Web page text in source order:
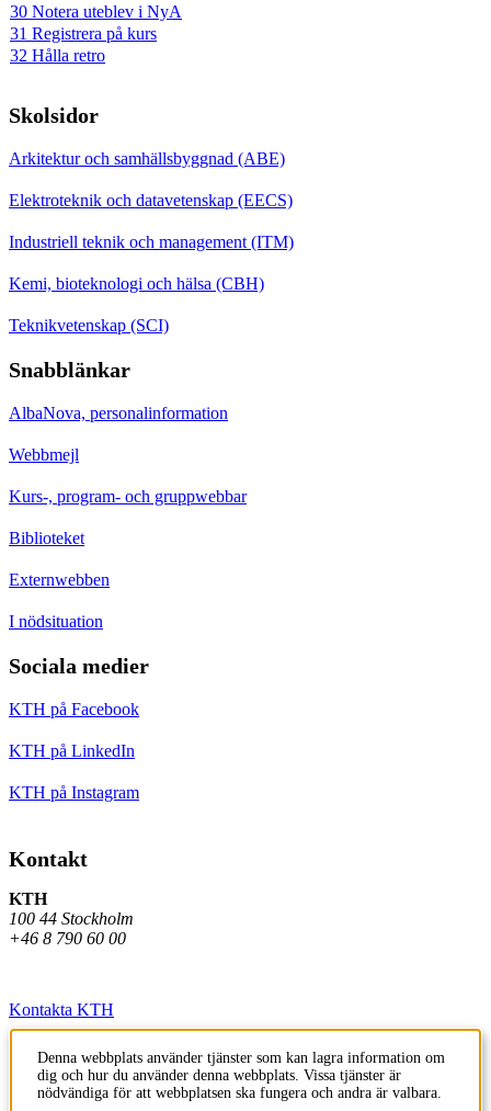
30 Notera uteblev i NyA
31 Registrera på kurs
32 Hålla retro
Skolsidor
Arkitektur och samhällsbyggnad (ABE)
Elektroteknik och datavetenskap (EECS)
Industriell teknik och management (ITM)
Kemi, bioteknologi och hälsa (CBH)
Teknikvetenskap (SCI)
Snabblänkar
AlbaNova, personalinformation
Webbmejl
Kurs-, program- och gruppwebbar
Biblioteket
Externwebben
I nödsituation
Sociala medier
KTH på Facebook
KTH på LinkedIn
KTH på Instagram
Kontakt
KTH
100 44 Stockholm
+46 8 790 60 00
Kontakta KTH
Jobba på KTH
Press och media
Denna webbplats använder tjänster som kan lagra information om
dig och hur du använder denna webbplats. Vissa tjänster är
nödvändiga för att webbplatsen ska fungera och andra är valbara.